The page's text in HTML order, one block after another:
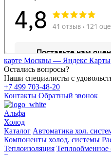
карте Москвы — Яндекс Карты
Остались вопросы?
Наши специалисты с
+7 499 703-48-20
Контакты Обратный звонок
Альфа
Холод
Каталог Автоматика хол.
Компоненты холод. системы
Теплоизоляция Теплообменное